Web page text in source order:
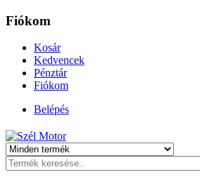
Fiókom
Kosár
Kedvencek
Pénztár
Fiókom
Belépés